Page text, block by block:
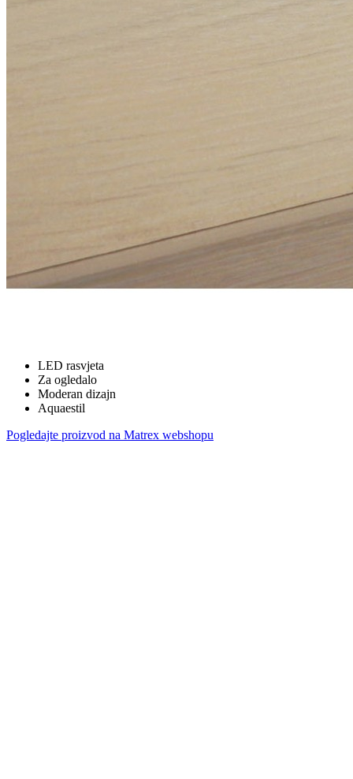
LED rasvjeta
Za ogledalo
Moderan dizajn
Aquaestil
Pogledajte proizvod na Matrex webshopu